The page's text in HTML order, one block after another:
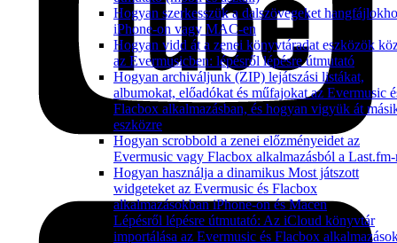
Hogyan szerkesszük a dalszövegeket
iPhone-on vagy MAC-en
Hogyan vidd át a zenei könyvtáradat eszközök
az Evermusicben: lépésről lépésre útmutató
Hogyan archiváljunk (ZIP) lejátszási listákat,
albumokat, előadókat és műfajokat az Evermusic
Flacbox alkalmazásban, és hogyan vigyük át
eszközre
Hogyan scrobbold a zenei előzményeidet az
Evermusic vagy Flacbox alkalmazásból a Last.fm-
Hogyan használja a dinamikus Most játszott
widgeteket az Evermusic és Flacbox
alkalmazásokban iPhone-on és Macen
Lépésről lépésre útmutató: Az iCloud könyvtár
importálása az Evermusic és Flacbox